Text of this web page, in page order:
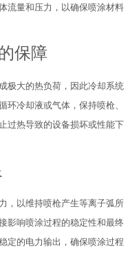
流量和压力，以确保喷涂材料
保障
极大的热负荷，因此冷却系统
环冷却液或气体，保持喷枪、
过热导致的设备损坏或性能下
，以维持喷枪产生等离子弧所
影响喷涂过程的稳定性和最终
定的电力输出，确保喷涂过程